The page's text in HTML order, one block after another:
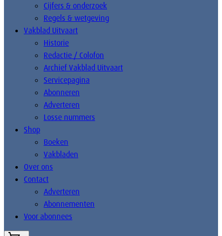
Cijfers & onderzoek
Regels & wetgeving
Vakblad Uitvaart
Historie
Redactie / Colofon
Archief Vakblad Uitvaart
Servicepagina
Abonneren
Adverteren
Losse nummers
Shop
Boeken
Vakbladen
Over ons
Contact
Adverteren
Abonnementen
Voor abonnees